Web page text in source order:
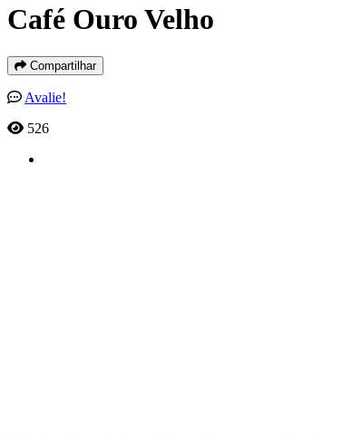
Café Ouro Velho
Compartilhar
Avalie!
526